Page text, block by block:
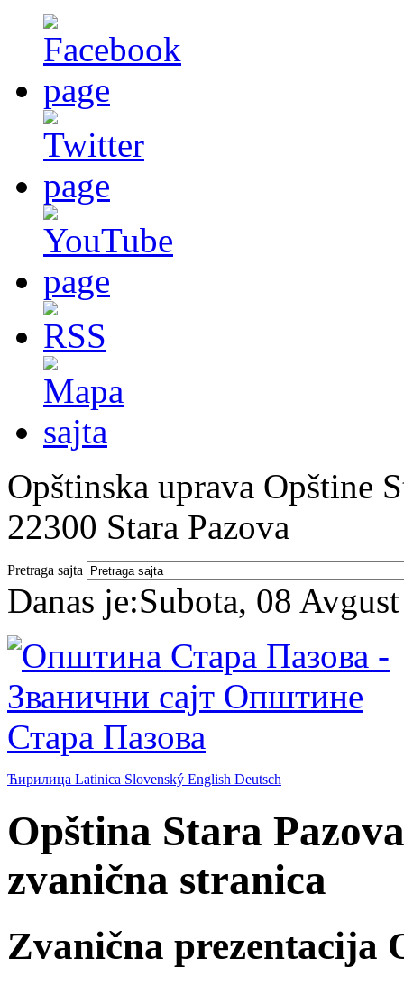
Opštinska uprava Opštine
22300 Stara Pazova
Pretraga sajta
Danas je:Subota, 08
Ћирилица Latinica Slovenský English Deutsch
Opština Stara
zvanična stranica
Zvanična prezentacija